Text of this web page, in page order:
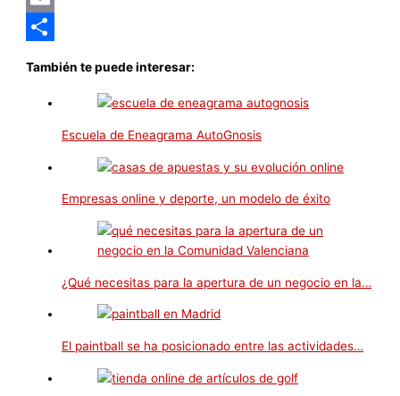
Email
También te puede interesar:
Escuela de Eneagrama AutoGnosis
Empresas online y deporte, un modelo de éxito
¿Qué necesitas para la apertura de un negocio en la…
El paintball se ha posicionado entre las actividades…